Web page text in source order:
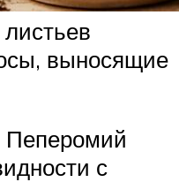
выносящие
с